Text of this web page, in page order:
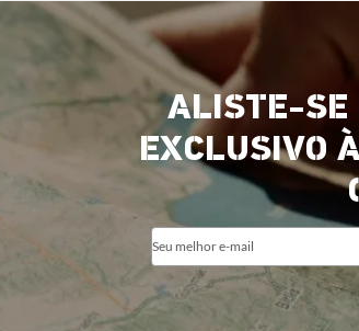
ALISTE-SE
EXCLUSIVO